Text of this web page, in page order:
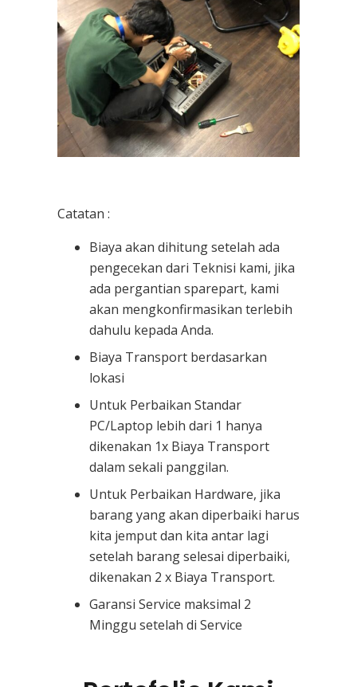
Catatan :
Biaya akan dihitung setelah ada
pengecekan dari Teknisi kami, jika
ada pergantian sparepart, kami
akan mengkonfirmasikan terlebih
dahulu kepada Anda.
Biaya Transport berdasarkan
lokasi
Untuk Perbaikan Standar
PC/Laptop lebih dari 1 hanya
dikenakan 1x Biaya Transport
dalam sekali panggilan.
Untuk Perbaikan Hardware, jika
barang yang akan diperbaiki harus
kita jemput dan kita antar lagi
setelah barang selesai diperbaiki,
dikenakan 2 x Biaya Transport.
Garansi Service maksimal 2
Minggu setelah di Service